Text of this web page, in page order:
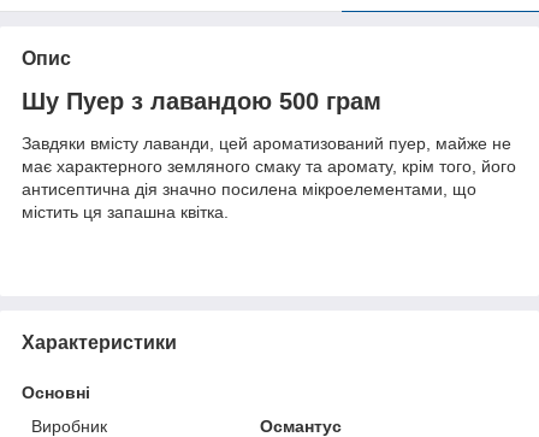
Опис
Шу Пуер з лавандою 500 грам
Завдяки вмісту лаванди, цей ароматизований пуер, майже не
має характерного земляного смаку та аромату, крім того, його
антисептична дія значно посилена мікроелементами, що
містить ця запашна квітка.
Характеристики
Основні
Виробник
Османтус